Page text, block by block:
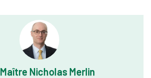
Maître Nicholas Merlin